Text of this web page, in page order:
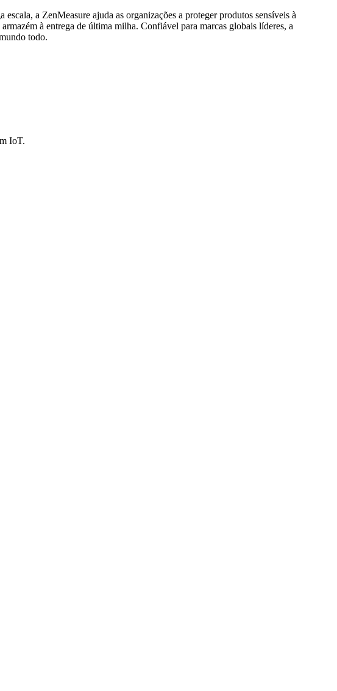
a ZenMeasure ajuda as organizações a proteger produtos sensíveis à
à entrega de última milha. Confiável para marcas globais líderes, a
todo.
IoT.